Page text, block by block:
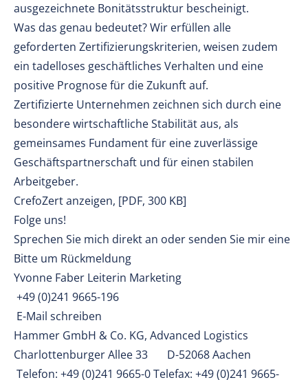
ausgezeichnete Bonitätsstruktur bescheinigt.
Was das genau bedeutet? Wir erfüllen alle
geforderten Zertifizierungskriterien, weisen zudem
ein tadelloses geschäftliches Verhalten und eine
positive Prognose für die Zukunft auf.
Zertifizierte Unternehmen zeichnen sich durch eine
besondere wirtschaftliche Stabilität aus, als
gemeinsames Fundament für eine zuverlässige
Geschäftspartnerschaft und für einen stabilen
Arbeitgeber.
CrefoZert anzeigen, [PDF, 300 KB]
Folge uns!
Sprechen Sie mich direkt an oder senden Sie mir eine
Bitte um Rückmeldung
Yvonne Faber Leiterin Marketing
+49 (0)241 9665-196
E-Mail schreiben
Hammer GmbH & Co. KG, Advanced Logistics
Charlottenburger Allee 33 D-52068 Aachen
Telefon: +49 (0)241 9665-0 Telefax: +49 (0)241 9665-